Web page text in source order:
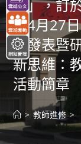
畫」，訂
至4月27
果發表暨
新思維：
活動簡章
> 教師進修 >